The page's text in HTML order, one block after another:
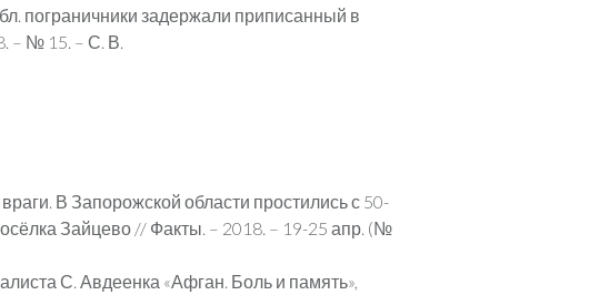
пограничники задержали приписанный в
– № 15. – С. В.
В Запорожской области простились с 50-
Зайцево // Факты. – 2018. – 19-25 апр. (№
С. Авдеенка «Афган. Боль и память»,